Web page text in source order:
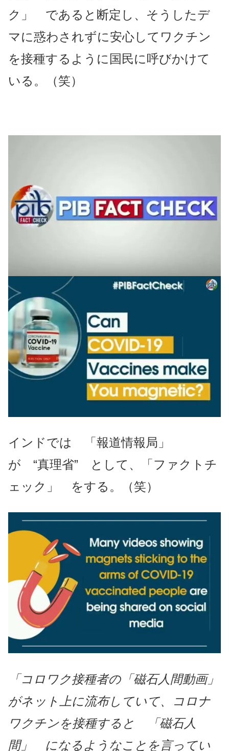
ク」 であると断定し、そうしたデ
マに惑わされずに安心してワクチン
を接種するように国民に呼びかけて
いる。（笑）
インドでは 「報道情報局」
が “真理省” として、「ファクトチ
ェック」 をする。（笑）
「コロワク接種者の「磁石人間動画」
がネット上に流布していて、コロナ
ワクチンを接種すると 「磁石人
間」 になるようなことを言ってい